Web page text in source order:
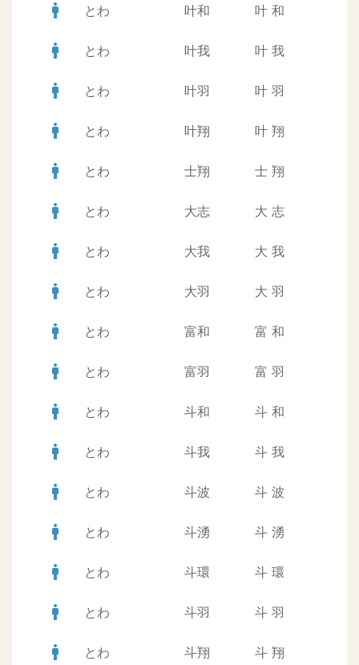
man とわ 叶和 叶 和
man とわ 叶我 叶 我
man とわ 叶羽 叶 羽
man とわ 叶翔 叶 翔
man とわ 士翔 士 翔
man とわ 大志 大 志
man とわ 大我 大 我
man とわ 大羽 大 羽
man とわ 富和 富 和
man とわ 富羽 富 羽
man とわ 斗和 斗 和
man とわ 斗我 斗 我
man とわ 斗波 斗 波
man とわ 斗湧 斗 湧
man とわ 斗環 斗 環
man とわ 斗羽 斗 羽
man とわ 斗翔 斗 翔